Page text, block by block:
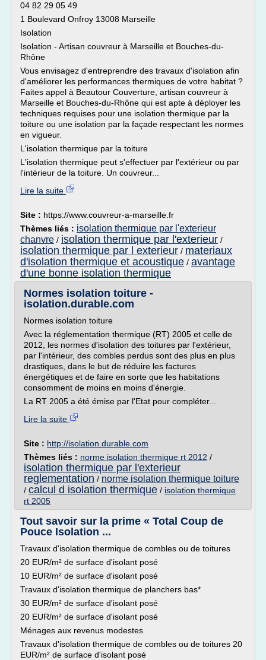
04 82 29 05 49
1 Boulevard Onfroy 13008 Marseille
Isolation
Isolation - Artisan couvreur à Marseille et Bouches-du-
Rhône
Vous envisagez d'entreprendre des travaux d'isolation afin
d'améliorer les performances thermiques de votre habitat ?
Faites appel à Beautour Couverture, artisan couvreur à
Marseille et Bouches-du-Rhône qui est apte à déployer les
techniques requises pour une isolation thermique par la
toiture ou une isolation par la façade respectant les normes
en vigueur.
L'isolation thermique par la toiture
L'isolation thermique peut s'effectuer par l'extérieur ou par
l'intérieur de la toiture. Un couvreur...
Lire la suite
Site : https://www.couvreur-a-marseille.fr
Thèmes liés : isolation thermique par l'exterieur
chanvre / isolation thermique par l'exterieur /
isolation thermique par l exterieur / materiaux
d'isolation thermique et acoustique / avantage
d'une bonne isolation thermique
Normes isolation toiture -
isolation.durable.com
Normes isolation toiture
Avec la réglementation thermique (RT) 2005 et celle de
2012, les normes d'isolation des toitures par l'extérieur,
par l'intérieur, des combles perdus sont des plus en plus
drastiques, dans le but de réduire les factures
énergétiques et de faire en sorte que les habitations
consomment de moins en moins d'énergie.
La RT 2005 a été émise par l'Etat pour compléter...
Lire la suite
Site : http://isolation.durable.com
Thèmes liés : norme isolation thermique rt 2012 /
isolation thermique par l'exterieur
reglementation / norme isolation thermique toiture
/ calcul d isolation thermique / isolation thermique
rt 2005
Tout savoir sur la prime « Total Coup de
Pouce Isolation ...
Travaux d'isolation thermique de combles ou de toitures
20 EUR/m² de surface d'isolant posé
10 EUR/m² de surface d'isolant posé
Travaux d'isolation thermique de planchers bas*
30 EUR/m² de surface d'isolant posé
20 EUR/m² de surface d'isolant posé
Ménages aux revenus modestes
Travaux d'isolation thermique de combles ou de toitures 20
EUR/m² de surface d'isolant posé